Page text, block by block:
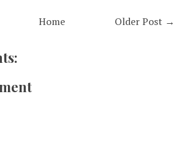
Older Post →
Home